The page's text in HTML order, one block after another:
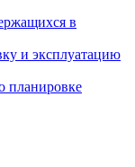
в
и эксплуатацию
планировке